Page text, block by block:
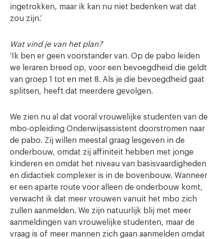
ingetrokken, maar ik kan nu niet bedenken wat dat
zou zijn.’
Wat vind je van het plan?
‘Ik ben er geen voorstander van. Op de pabo leiden
we leraren breed op, voor een bevoegdheid die geldt
van groep 1 tot en met 8. Als je die bevoegdheid gaat
splitsen, heeft dat meerdere gevolgen.
We zien nu al dat vooral vrouwelijke studenten van de
mbo-opleiding Onderwijsassistent doorstromen naar
de pabo. Zij willen meestal graag lesgeven in de
onderbouw, omdat zij affiniteit hebben met jonge
kinderen en omdat het niveau van basisvaardigheden
en didactiek complexer is in de bovenbouw. Wanneer
er een aparte route voor alleen de onderbouw komt,
verwacht ik dat meer vrouwen vanuit het mbo zich
zullen aanmelden. We zijn natuurlijk blij met meer
aanmeldingen van vrouwelijke studenten, maar de
vraag is of meer mannen zich gaan aanmelden omdat